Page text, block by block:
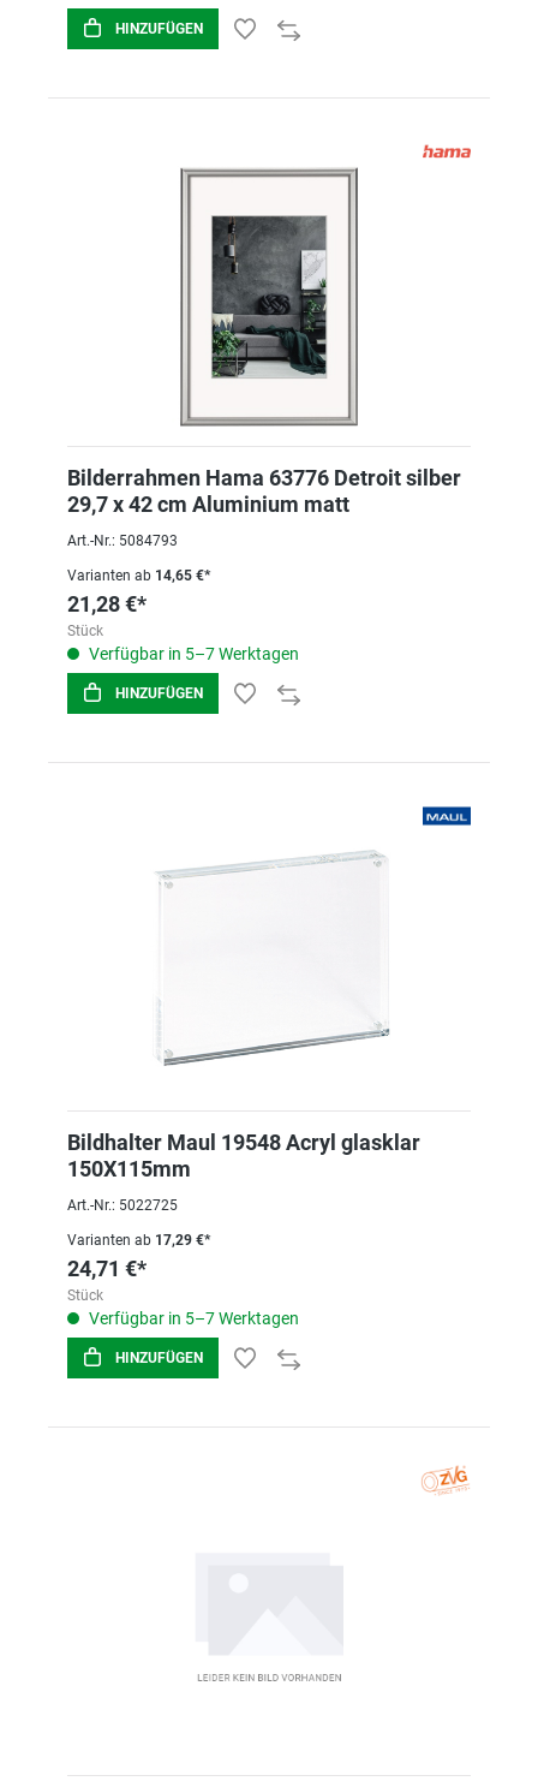
HINZUFÜGEN
Bilderrahmen Hama 63776 Detroit silber
29,7 x 42 cm Aluminium matt
Art.-Nr.: 5084793
Varianten ab 14,65 €*
21,28 €*
Stück
Verfügbar in 5–7 Werktagen
HINZUFÜGEN
Bildhalter Maul 19548 Acryl glasklar
150X115mm
Art.-Nr.: 5022725
Varianten ab 17,29 €*
24,71 €*
Stück
Verfügbar in 5–7 Werktagen
HINZUFÜGEN